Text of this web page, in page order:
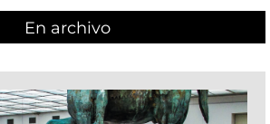
En archivo